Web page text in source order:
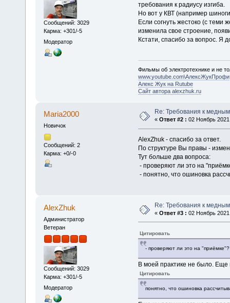
Сообщений: 3029
Карма: +301/-5
Модератор
требования к радиусу изгиба.
Но вот у КВТ (например
Если согнуть жестоко (с теми
изменила свое строение,
Кстати, спасибо за вопрос. Я
Фильмы об электротехнике и не
www.youtube.com\АлексЖукПрофи
Алекс Жук на Rutube
Сайт автора alexzhuk.ru
Maria2000
Новичок
Сообщений: 2
Карма: +0/-0
Re: Требования к
« Ответ #2 : 02 Ноябрь
AlexZhuk - спасибо за ответ.
По структуре Вы правы -
Тут больше два вопроса:
- проверяют ли это на
- понятно, что ошиновка
AlexZhuk
Администратор
Ветеран
Сообщений: 3029
Карма: +301/-5
Модератор
Re: Требования к
« Ответ #3 : 02 Ноябрь
Цитировать
- проверяют ли это на "приёмке"?
В моей практике не было. Еще
Цитировать
понятно, что ошиновка